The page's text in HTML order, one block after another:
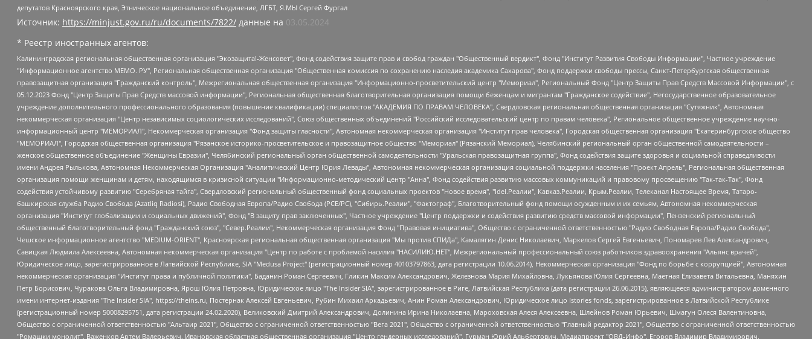
депутатов Красноярского края, Этническое национальное объединение, ЛГБТ, Я.МЫ Сергей Фургал
Источник: https://minjust.gov.ru/ru/documents/7822/ данные на 03.05.2024
* Реестр иностранных агентов:
Калининградская региональная общественная организация "Экозащита!-Женсовет", Фонд содействия защите прав и свобод граждан "Общественный вердикт", Фонд "Институт Развития Свободы Информации", Частное учреждение "Информационное агентство МЕМО. РУ", Региональная общественная организация "Общественная комиссия по сохранению наследия академика Сахарова", Фонд поддержки свободы прессы, Санкт-Петербургская общественная правозащитная организация "Гражданский контроль", Межрегиональная общественная организация "Информационно-просветительский центр "Мемориал", Региональный Фонд "Центр Защиты Прав Средств Массовой Информации", с 05.12.2023 Фонд "Центр Защиты Прав Средств массовой информации", Региональная общественная благотворительная организация помощи беженцам и мигрантам "Гражданское содействие", Негосударственное образовательное учреждение дополнительного профессионального образования (повышение квалификации) специалистов "АКАДЕМИЯ ПО ПРАВАМ ЧЕЛОВЕКА", Свердловская региональная общественная организация "Сутяжник", Автономная некоммерческая организация "Центр независимых социологических исследований", Союз общественных объединений "Российский исследовательский центр по правам человека", Региональное общественное учреждение научно-информационный центр "МЕМОРИАЛ", Некоммерческая организация "Фонд защиты гласности", Автономная некоммерческая организация "Институт прав человека", Городская общественная организация "Екатеринбургское общество "МЕМОРИАЛ", Городская общественная организация "Рязанское историко-просветительское и правозащитное общество "Мемориал" (Рязанский Мемориал), Челябинский региональный орган общественной самодеятельности – женское общественное объединение "Женщины Евразии", Челябинский региональный орган общественной самодеятельности "Уральская правозащитная группа", Фонд содействия защите здоровья и социальной справедливости имени Андрея Рылькова, Автономная Некоммерческая Организация "Аналитический Центр Юрия Левады", Автономная некоммерческая организация социальной поддержки населения "Проект Апрель", Региональная общественная организация помощи женщинам и детям, находящимся в кризисной ситуации "Информационно-методический центр "Анна", Фонд содействия развитию массовых коммуникаций и правовому просвещению "Так-так-Так", Фонд содействия устойчивому развитию "Серебряная тайга", Свердловский региональный общественный фонд социальных проектов "Новое время", "Idel.Реалии", Кавказ.Реалии, Крым.Реалии, Телеканал Настоящее Время, Татаро-башкирская служба Радио Свобода (Azatliq Radiosi), Радио Свободная Европа/Радио Свобода (PCE/PC), "Сибирь.Реалии", "Фактограф", Благотворительный фонд помощи осужденным и их семьям, Автономная некоммерческая организация "Институт глобализации и социальных движений", Фонд "В защиту прав заключенных", Частное учреждение "Центр поддержки и содействия развитию средств массовой информации", Пензенский региональный общественный благотворительный фонд "Гражданский союз", "Север.Реалии", Некоммерческая организация Фонд "Правовая инициатива", Общество с ограниченной ответственностью "Радио Свободная Европа/Радио Свобода", Чешское информационное агентство "MEDIUM-ORIENT", Красноярская региональная общественная организация "Мы против СПИДа", Камалягин Денис Николаевич, Маркелов Сергей Евгеньевич, Пономарев Лев Александрович, Савицкая Людмила Алексеевна, Автономная некоммерческая организация "Центр по работе с проблемой насилия "НАСИЛИЮ.НЕТ", Межрегиональный профессиональный союз работников здравоохранения "Альянс врачей", Юридическое лицо, зарегистрированное в Латвийской Республике, SIA "Medusa Project" (регистрационный номер 40103797863, дата регистрации 10.06.2014), Некоммерческая организация "Фонд по борьбе с коррупцией", Автономная некоммерческая организация "Институт права и публичной политики", Баданин Роман Сергеевич, Гликин Максим Александрович, Железнова Мария Михайловна, Лукьянова Юлия Сергеевна, Маетная Елизавета Витальевна, Маняхин Петр Борисович, Чуракова Ольга Владимировна, Ярош Юлия Петровна, Юридическое лицо "The Insider SIA", зарегистрированное в Риге, Латвийская Республика (дата регистрации 26.06.2015), являющееся администратором доменного имени интернет-издания "The Insider SIA", https://theins.ru, Постернак Алексей Евгеньевич, Рубин Михаил Аркадьевич, Анин Роман Александрович, Юридическое лицо Istories fonds, зарегистрированное в Латвийской Республике (регистрационный номер 50008295751, дата регистрации 24.02.2020), Великовский Дмитрий Александрович, Долинина Ирина Николаевна, Мароховская Алеся Алексеевна, Шлейнов Роман Юрьевич, Шмагун Олеся Валентиновна, Общество с ограниченной ответственностью "Альтаир 2021", Общество с ограниченной ответственностью "Вега 2021", Общество с ограниченной ответственностью "Главный редактор 2021", Общество с ограниченной ответственностью "Ромашки монолит", Важенков Артем Валерьевич, Ивановская областная общественная организация "Центр гендерных исследований", Гурман Юрий Альбертович, Медиапроект "ОВД-Инфо", Егоров Владимир Владимирович, Жилинский Владимир Александрович, Общество с ограниченной ответственностью "ЗП", Иванова София Юрьевна, Карезина Инна Павловна, Кильтау Екатерина Викторовна, Петров Алексей Викторович, Пискунов Сергей Евгеньевич, Смирнов Сергей Сергеевич, Тихонов Михаил Сергеевич, Общество с ограниченной ответственностью "ЖУРНАЛИСТ-ИНОСТРАННЫЙ АГЕНТ", Арапова Галина Юрьевна, Вольтская Татьяна Анатольевна, Американская компания "Mason G.E.S. Anonymous Foundation" (США), являющаяся владельцем интернет-издания https://mnews.world/, Компания "Stichting Bellingcat", зарегистрированная в Нидерландах (дата регистрации 11.07.2018), Захаров Андрей Вячеславович, Клепиковская Екатерина Дмитриевна, Общество с ограниченной ответственностью "МЕМО", Перл Роман Александрович, Симонов Евгений Алексеевич, Соловьева Елена Анатольевна, Сотников Даниил Владимирович, Сурначева Елизавета Дмитриевна, Автономная некоммерческая организация по защите прав человека и информированию населения "Якутия – Наше Мнение", Общество с ограниченной ответственностью "Москоу диджитал медиа", с 26.01.2023 Общество с ограниченной ответственностью "Чайка Белые сады", Ветошкина Валерия Валерьевна, Заговора Максим Александрович, Межрегиональное общественное движение "Российская ЛГБТ - сеть", Оленичев Максим Владимирович, Павлов Иван Юрьевич, Скворцова Елена Сергеевна, Общество с ограниченной ответственностью "Как бы инагент", Кочетков Игорь Викторович, Общество с ограниченной ответственностью "Честные выборы", Еланчик Олег Александрович, Общество с ограниченной ответственностью "Нобелевский призыв", Гималова Регина Эмилевна, Григорьев Андрей Валерьевич, Григорьева Алина Александровна, Ассоциация по содействию защите прав призывников, альтернативнослужащих и военнослужащих "Правозащитная группа "Гражданин.Армия.Право", Хисамова Регина Фаритовна, Автономная некоммерческая организация по реализации социально-правовых программ "Лилит", Дальневосточное общественное движение "Маяк", Санкт-Петербургская ЛГБТ-инициативная группа "Выход", Инициативная группа ЛГБТ+ "Реверс", Алексеев Андрей Викторович, Бекбулатова Таисия Львовна, Беляев Иван Михайлович, Владыкина Елена Сергеевна, Гельман Марат Александрович, Никульшина Вероника Юрьевна, Толоконникова Надежда Андреевна, Шендерович Виктор Анатольевич, Общество с ограниченной ответственностью "Данное сообщение", Общество с ограниченной ответственностью Издательский дом "Новая глава", Айнбиндер Александра Александровна, Московский комьюнити-центр для ЛГБТ+инициатив, Благотворительный фонд развития филантропии, Deutsche Welle (Германия, Kurt-Schumacher-Strasse 3, 53113 Bonn), Борзунова Мария Михайловна, Воробьев Виктор Викторович, Голубева Анна Львовна, Константинова Алла Михайловна, Малкова Ирина Владимировна, Мурадов Мурад Абдулгалимович, Осетинская Елизавета Николаевна, Понасенков Евгений Николаевич, Ганапольский Матвей Юрьевич, Киселев Евгений Алексеевич, Борухович Ирина Григорьевна, Дремин Иван Тимофеевич, Дубровский Дмитрий Викторович, Красноярская региональная общественная организация поддержки и развития альтернативных образовательных технологий и межкультурных коммуникаций "ИНТЕРРА", Маяковская Екатерина Алексеевна, Фейгин Марк Захарович, Филимонов Андрей Викторович, Дзугкоева Регина Николаевна, Доброхотов Роман Александрович, Дудь Юрий Александрович, Елкин Сергей Владимирович, Кругликов Кирилл Игоревич, Сабунаева Мария Леонидовна, Семенов Алексей Владимирович, Шаинян Карен Багратович, Шульман Екатерина Михайловна, Асафьев Артур Валерьевич, Вахштайн Виктор Семенович, Венедиктов Алексей Алексеевич, Лушникова Екатерина Евгеньевна, Волков Леонид Михайлович, Невзоров Александр Глебович, Пархоменко Сергей Борисович, Сироткин Ярослав Николаевич, Кара-Мурза Владимир Владимирович, Баранова Наталья Владимировна, Гозман Леонид Яковлевич, Кагарлицкий Борис Юльевич, Климарев Михаил Валерьевич, Милов Владимир Станиславович, Автономная некоммерческая организация Краснодарский центр современного искусства "Типография", Моргенштерн Алишер Тагирович, Соболь Любовь Эдуардовна, Общество с ограниченной ответственностью "ЛИЗА НОРМ", Каспаров Гарри Кимович, Ходорковский Михаил Борисович, Общество с ограниченной ответственностью "Апрельские тезисы", Данилович Ирина Брониславовна, Кашин Олег Владимирович, Петров Николай Владимирович, Пивоваров Алексей Владимирович, Соколов Михаил Владимирович, Цветкова Юлия Владимировна, Чичваркин Евгений Александрович, Комитет против пыток/Команда против пыток, Общество с ограниченной ответственностью "Первый научный", Общество с ограниченной ответственностью "Вертолет и ко", Белоцерковская Вероника Борисовна, Кац Максим Евгеньевич, Лазарева Татьяна Юрьевна, Шаведдинов Руслан Табризович, Яшин Илья Валерьевич, Общество с ограниченной ответственностью "Иноагент ААВ", Алешковский Дмитрий Петрович, Альбац Евгения Марковна, Быков Дмитрий Львович, Галямина Юлия Евгеньевна, Лойко Сергей Леонидович, Мартынов Кирилл Константинович, Медведев Сергей Александрович, Крашенинников Федор Геннадиевич, Гордеева Катерина Вл